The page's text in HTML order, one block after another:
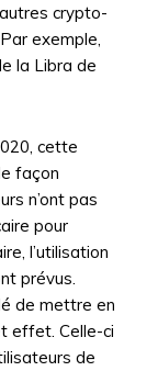
crypto-
exemple,
la Libra de
cette
façon
n’ont pas
pour
l’utilisation
prévus.
de mettre en
effet. Celle-ci
de